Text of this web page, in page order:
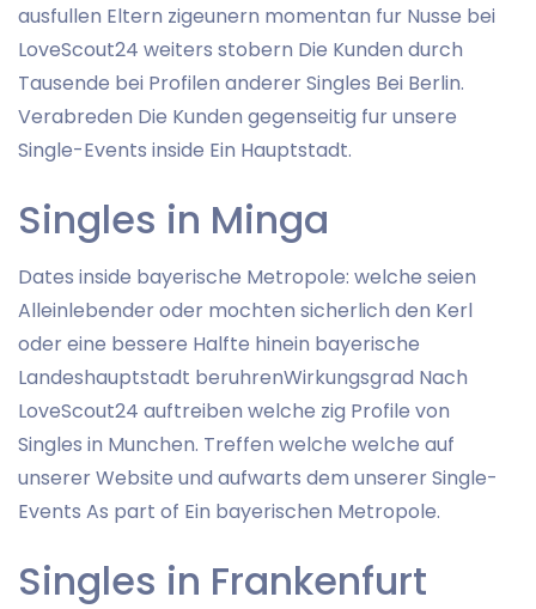
ausfullen Eltern zigeunern momentan fur Nusse bei
LoveScout24 weiters stobern Die Kunden durch
Tausende bei Profilen anderer Singles Bei Berlin.
Verabreden Die Kunden gegenseitig fur unsere
Single-Events inside Ein Hauptstadt.
Singles in Minga
Dates inside bayerische Metropole: welche seien
Alleinlebender oder mochten sicherlich den Kerl
oder eine bessere Halfte hinein bayerische
Landeshauptstadt beruhrenWirkungsgrad Nach
LoveScout24 auftreiben welche zig Profile von
Singles in Munchen. Treffen welche welche auf
unserer Website und aufwarts dem unserer Single-
Events As part of Ein bayerischen Metropole.
Singles in Frankenfurt